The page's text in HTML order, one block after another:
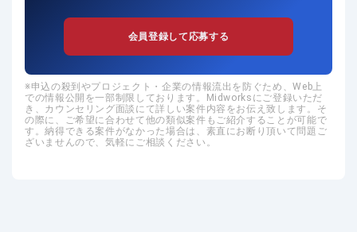
会員登録して応募する
申込の殺到やプロジェクト・企業の情報流出を防ぐため、Web上
での情報公開を一部制限しております。Midworksにご登録いただ
き、カウンセリング面談にて詳しい案件内容をお伝え致します。そ
の際に、ご希望に合わせて他の類似案件もご紹介することが可能で
す。納得できる案件がなかった場合は、素直にお断り頂いて問題ご
ざいませんので、気軽にご相談ください。